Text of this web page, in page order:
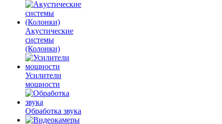
Акустические
системы
(Колонки)
Усилители
мощности
Обработка звука